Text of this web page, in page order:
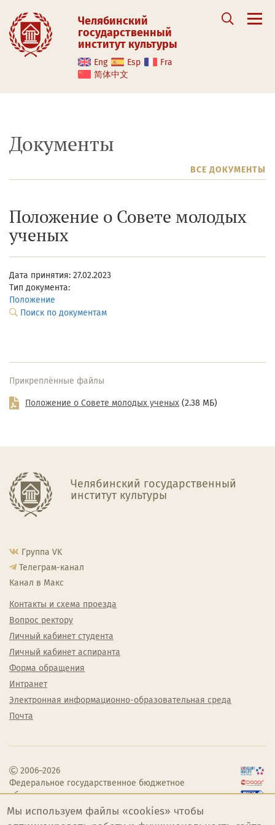
Челябинский
государственный
институт культуры
Eng Esp
Fra
简体中文
Документы
ВСЕ ДОКУМЕНТЫ
Положение о Совете молодых
ученых
Дата принятия: 27.02.2023
Тип документа:
Положение
Поиск по документам
Прикреплённые файлы
Положение о Совете молодых ученых (2.38 МБ)
Челябинский государственный
институт культуры
Группа VK
Телеграм-канал
Канал в Макс
Контакты и схема проезда
Вопрос ректору
Личный кабинет студента
Личный кабинет аспиранта
Форма обращения
Интранет
Электронная информационно-образовательная среда
Почта
2006–2026
Федеральное государственное бюджетное
образовательное учреждение высшего
образования «Челябинский государственный
институт культуры»
Мы используем файлы «cookies» чтобы